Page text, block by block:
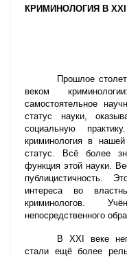
КРИМИНОЛОГИЯ В
Прошлое
веком
самостоятельное
статус науки,
социальную
криминология в
статус. Всё более
функция этой науки.
публицистичность.
интереса во
криминологов.
непосредственного
ВXXI
веке
стали ещё более